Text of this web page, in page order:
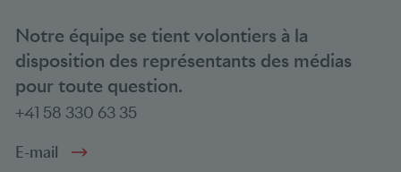
Notre équipe se tient volontiers à la
disposition des représentants des médias
pour toute question.
+41 58 330 63 35
E-mail